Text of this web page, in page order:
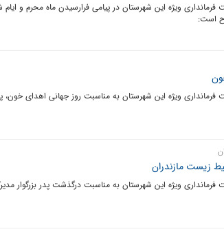
ویژه این شهرستان در پیامی فرارسیدن ماه محرم و
است:
ویژه این شهرستان به مناسبت روز جهانی اهدای خون،
زیست مازندران
فرمانداری ویژه این شهرستان به مناسبت درگذشت پدر بزرگوار